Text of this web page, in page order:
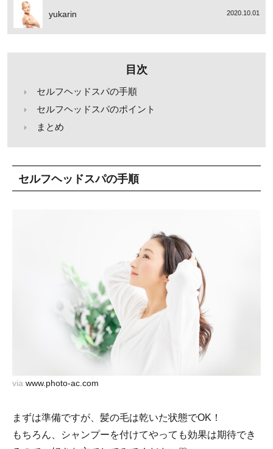
yukarin 2020.10.01
目次
セルフヘッドスパの手順
セルフヘッドスパのポイント
まとめ
セルフヘッドスパの手順
via www.photo-ac.com
まずは準備ですが、髪の毛は乾いた状態でOK！
もちろん、シャンプーを付けてやっても効果は期待でき